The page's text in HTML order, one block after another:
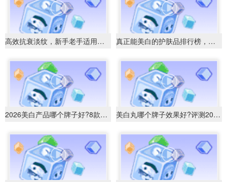
高效抗衰淡纹，新手老手适用抗皱精华权威推荐 真正能美白的护肤品排行榜，科学淡斑提亮肤色
2026美白产品哪个牌子好?8款美白护肤品推 美白丸哪个牌子效果好?评测2026年最佳美白